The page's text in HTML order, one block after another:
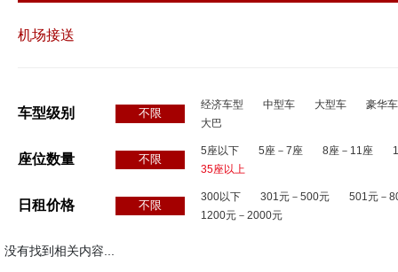
机场接送
车型级别 不限
经济车型 中型车 大型车
豪华
大巴
座位数量 不限
5座以下 5座－7座 8座－11座
35座以上
日租价格 不限
300以下 301元－500元
501元－
1200元－2000元
没有找到相关内容...